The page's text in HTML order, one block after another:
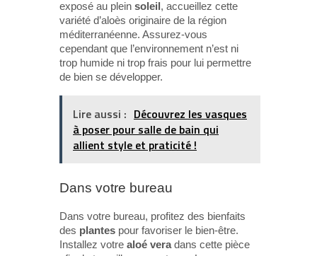
exposé au plein soleil , accueillez cette
variété d’aloès originaire de la région
méditerranéenne. Assurez-vous
cependant que l’environnement n’est ni
trop humide ni trop frais pour lui permettre
de bien se développer.
Lire aussi : Découvrez les vasques
à poser pour salle de bain qui
allient style et praticité !
Dans votre bureau
Dans votre bureau, profitez des bienfaits
des plantes pour favoriser le bien-être.
Installez votre aloé veradans cette pièce